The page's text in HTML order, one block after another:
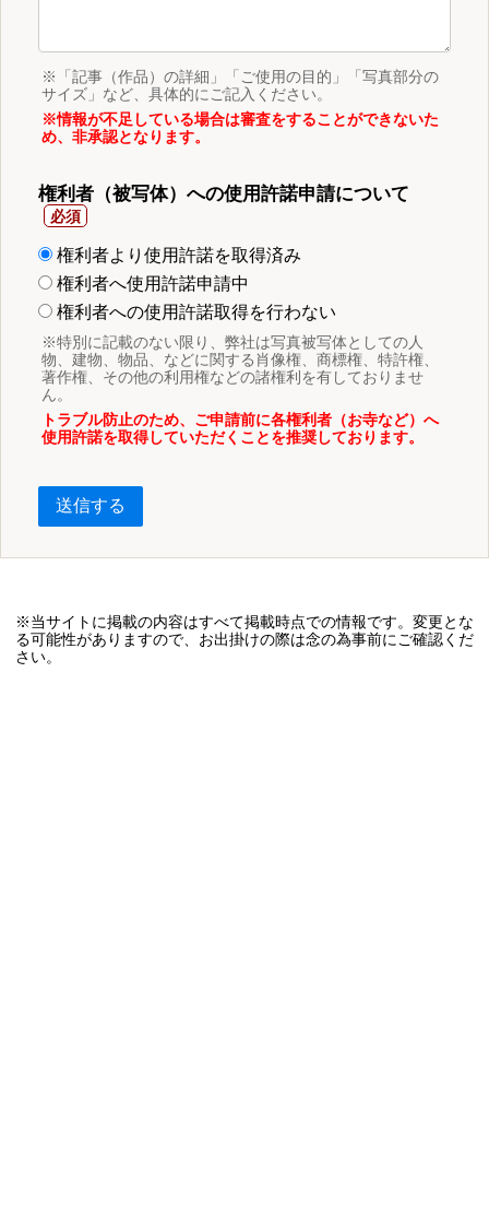
※「記事（作品）の詳細」「ご使用の目的」「写真部分の
サイズ」など、具体的にご記入ください。
※情報が不足している場合は審査をすることができないた
め、非承認となります。
権利者（被写体）への使用許諾申請について
権利者より使用許諾を取得済み
権利者へ使用許諾申請中
権利者への使用許諾取得を行わない
※特別に記載のない限り、弊社は写真被写体としての人
物、建物、物品、などに関する肖像権、商標権、特許権、
著作権、その他の利用権などの諸権利を有しておりませ
ん。
トラブル防止のため、ご申請前に各権利者（お寺など）へ
使用許諾を取得していただくことを推奨しております。
送信する
※当サイトに掲載の内容はすべて掲載時点での情報です。変更とな
る可能性がありますので、お出掛けの際は念の為事前にご確認くだ
さい。